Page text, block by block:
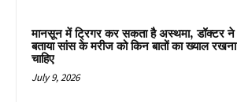
मानसून में ट्रिगर कर सकता है अस्थमा, डॉक्टर ने
बताया सांस के मरीज को किन बातों का ख्याल रखना
चाहिए
July 9, 2026